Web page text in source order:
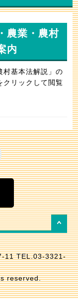
農業・農村
内
村基本法解説」の
クリックして閲覧
11 TEL.03-3321-
reserved.